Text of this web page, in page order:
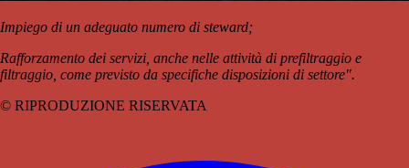
Impiego di un adeguato numero di steward;
Rafforzamento dei servizi, anche nelle attività di prefiltraggio e
filtraggio, come previsto da specifiche disposizioni di settore".
© RIPRODUZIONE RISERVATA